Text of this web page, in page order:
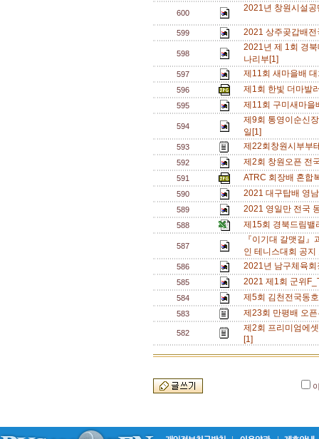
600 2021년 창원시설
599 2021 상주곶갑배
598
2021년 제 1회 경
나리부[1]
597 제11회 새마을배
596 제1회 한빛 더마발
595 제11회 구미새마
594
제9회 통영이순신
일[1]
593 제22회창원시부부
592 제2회 창원오픈 전
591 ATRC 회장배 혼합
590 2021 대구탑배 영
589 2021 영일만 전국
588 제15회 경북드림
587
『이기대 갈맷길
인 테니스대회 공
586 2021년 남구체육
585 2021 제1회 군위
584 제5회 김천전국동
583 제23회 만평배 오
582
제2회 프리미엄에
[1]